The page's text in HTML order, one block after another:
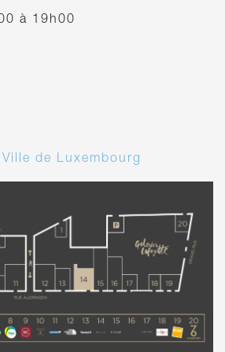
à 19h00
de Luxembourg